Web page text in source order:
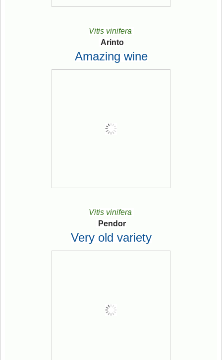
Vitis vinifera
Arinto
Amazing wine
Vitis vinifera
Pendor
Very old variety